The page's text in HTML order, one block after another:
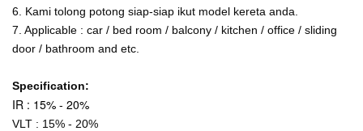
6. Kami tolong potong siap-siap ikut model kereta anda.
7. Applicable : car / bed room / balcony / kitchen / office / sliding
door / bathroom and etc.
Specification:
IR : 15% - 20%
VLT : 15% - 20%